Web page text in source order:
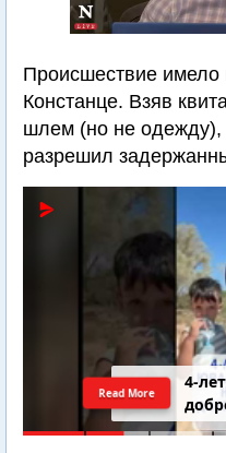
Происшествие имело
Констанце. Взяв
шлем (но не одежду),
разрешил
4-
Read More